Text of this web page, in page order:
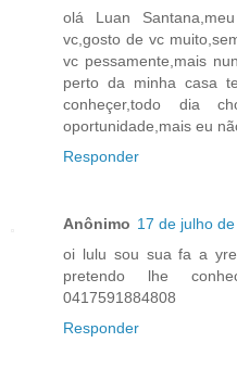
olá Luan
vc,gosto de vc
vc pessamente,mais
perto da minha casa
conheçer,todo dia
oportunidade,mais eu
Responder
Anônimo 17 de julho
oi lulu sou sua fa a
pretendo lhe
0417591884808
Responder